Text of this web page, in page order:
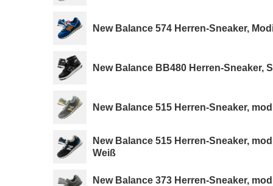
New Balance 574 Herren-Sneaker,
New Balance BB480 Herren-Sneaker,
New Balance 515 Herren-Sneaker,
New Balance 515 Herren-Sneaker,
Weiß
New Balance 373 Herren-Sneaker,